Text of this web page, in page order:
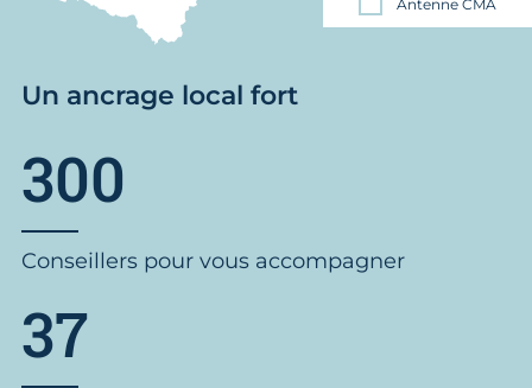
Antenne CMA
Un ancrage local fort
300
Conseillers pour vous accompagner
37